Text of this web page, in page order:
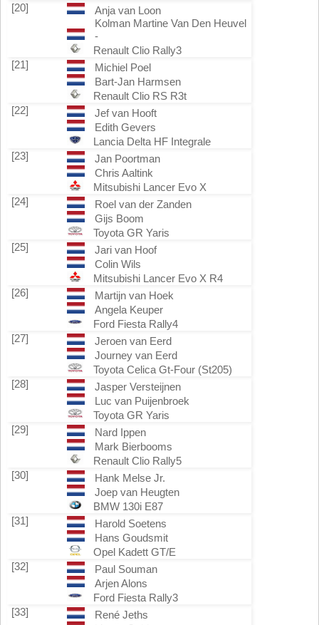
[20]
Anja van Loon
Kolman Martine Van Den Heuvel
-
Renault Clio Rally3
[21]
Michiel Poel
Bart-Jan Harmsen
Renault Clio RS R3t
[22]
Jef van Hooft
Edith Gevers
Lancia Delta HF Integrale
[23]
Jan Poortman
Chris Aaltink
Mitsubishi Lancer Evo X
[24]
Roel van der Zanden
Gijs Boom
Toyota GR Yaris
[25]
Jari van Hoof
Colin Wils
Mitsubishi Lancer Evo X R4
[26]
Martijn van Hoek
Angela Keuper
Ford Fiesta Rally4
[27]
Jeroen van Eerd
Journey van Eerd
Toyota Celica Gt-Four (St205)
[28]
Jasper Versteijnen
Luc van Puijenbroek
Toyota GR Yaris
[29]
Nard Ippen
Mark Bierbooms
Renault Clio Rally5
[30]
Hank Melse Jr.
Joep van Heugten
BMW 130i E87
[31]
Harold Soetens
Hans Goudsmit
Opel Kadett GT/E
[32]
Paul Souman
Arjen Alons
Ford Fiesta Rally3
[33]
René Jeths